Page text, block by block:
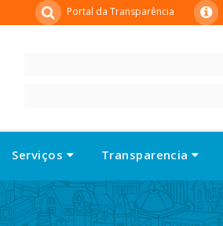
Portal da Transparência
Serviços Transparencia